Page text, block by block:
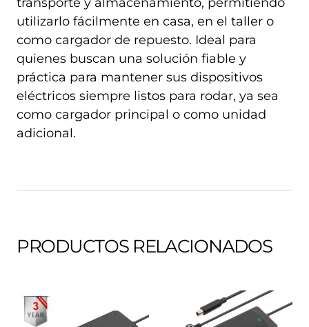
utilizarlo fácilmente en casa, en el taller o
como cargador de repuesto. Ideal para
quienes buscan una solución fiable y
práctica para mantener sus dispositivos
eléctricos siempre listos para rodar, ya sea
como cargador principal o como unidad
adicional.
PRODUCTOS RELACIONADOS